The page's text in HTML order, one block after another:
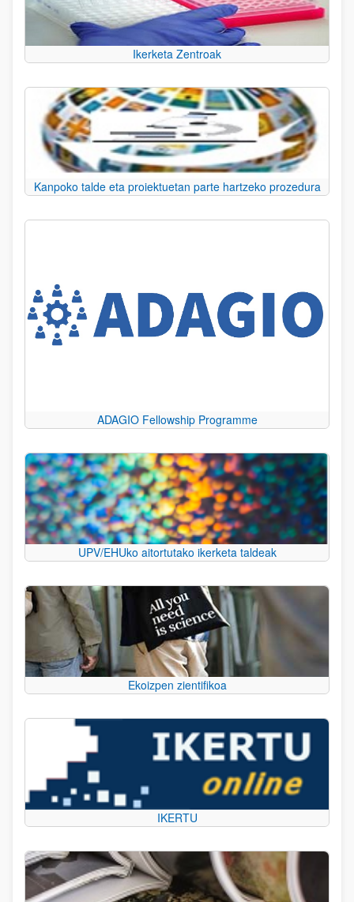
Ikerketa Zentroak
Kanpoko talde eta proiektuetan parte hartzeko prozedura
ADAGIO Fellowship Programme
UPV/EHUko aitortutako ikerketa taldeak
Ekoizpen zientifikoa
IKERTU